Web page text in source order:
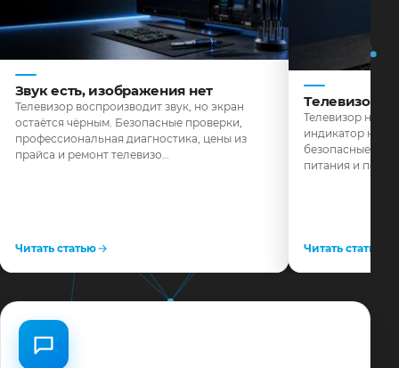
Звук есть, изображения нет
Телевизор воспроизводит звук, но экран
остаётся чёрным. Безопасные проверки,
профессиональная диагностика, цены из
прайса и ремонт телевизо…
Читать статью
Телевизор
Телевизор не
индикатор не
безопасные
питания и
Читать статью